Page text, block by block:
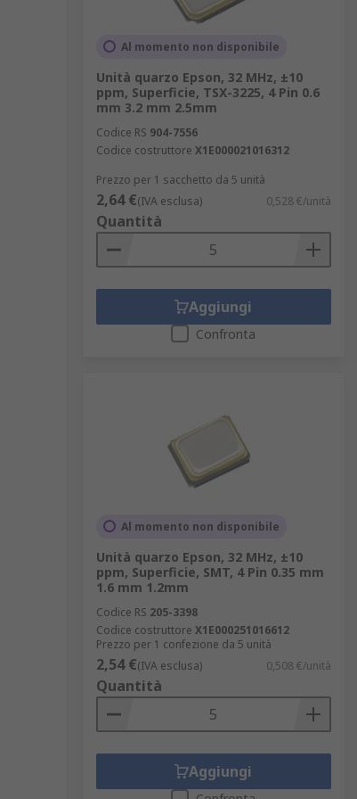
Al momento non disponibile
Unità quarzo Epson, 32 MHz, ±10
ppm, Superficie, TSX-3225, 4 Pin 0.6
mm 3.2 mm 2.5mm
Codice RS 904-7556
Codice costruttore X1E000021016312
Prezzo per 1 sacchetto da 5 unità
2,64 €(IVA esclusa) 0,528 €/unità
Quantità
Aggiungi
Confronta
Al momento non disponibile
Unità quarzo Epson, 32 MHz, ±10
ppm, Superficie, SMT, 4 Pin 0.35 mm
1.6 mm 1.2mm
Codice RS 205-3398
Codice costruttore X1E000251016612
Prezzo per 1 confezione da 5 unità
2,54 €(IVA esclusa) 0,508 €/unità
Quantità
Aggiungi